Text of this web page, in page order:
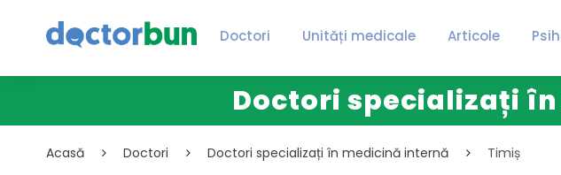
Doctori Unități medicale Articole
Doctori specializați
Acasă Doctori Doctori specializați în medicină internă Timiș